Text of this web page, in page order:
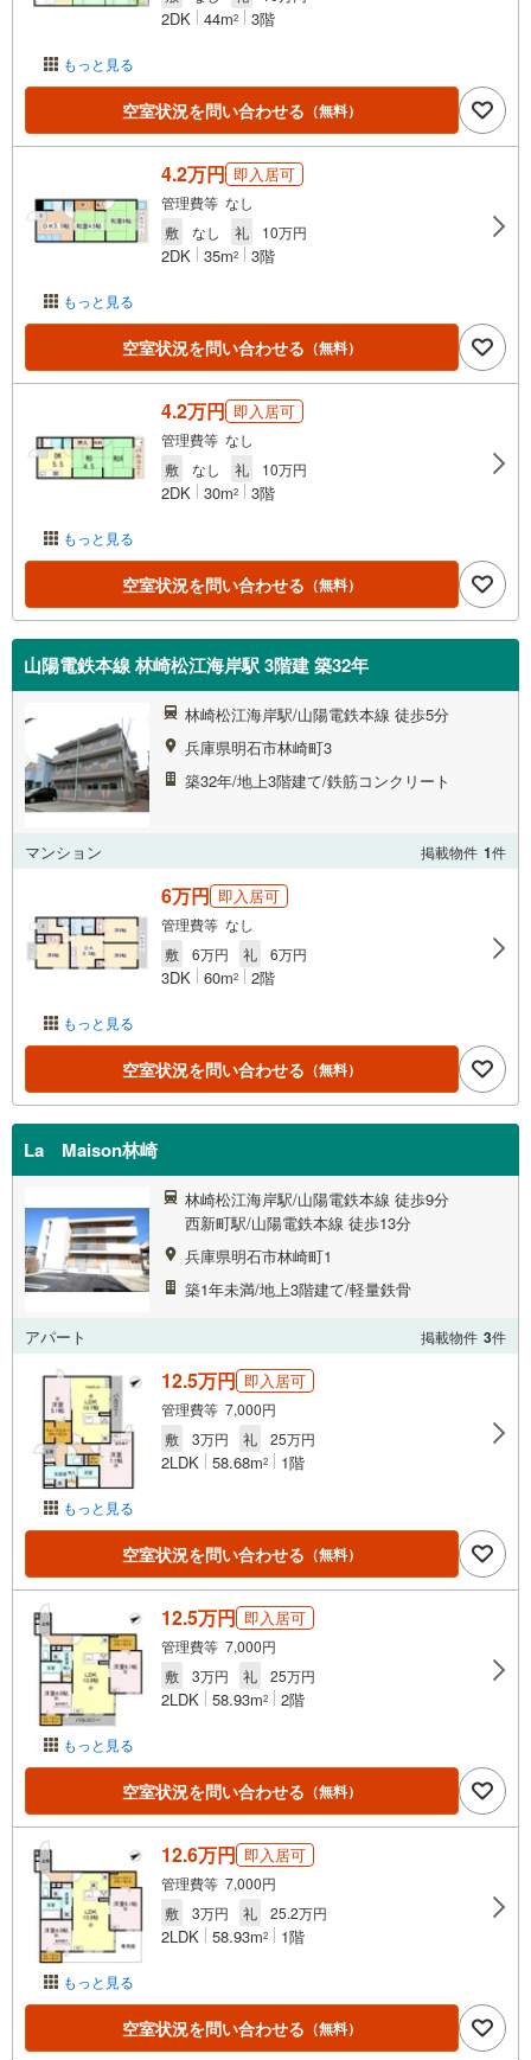
もっと見る
2DK 44m2 3階
空室状況を問い合わせる （無料）
もっと見る
4.2万円 即入居可
管理費等 なし
敷
なし 礼 10万円
2DK 35m2 3階
空室状況を問い合わせる （無料）
もっと見る
4.2万円 即入居可
管理費等 なし
敷
なし 礼 10万円
2DK 30m2 3階
空室状況を問い合わせる （無料）
山陽電鉄本線 林崎松江海岸駅 3階建 築32年
林崎松江海岸駅/山陽電鉄本線 徒歩5分
兵庫県明石市林崎町3
築32年/地上3階建て/鉄筋コンクリート
マンション 掲載物件 1件
もっと見る
6万円 即入居可
管理費等 なし
敷
6万円 礼 6万円
3DK 60m2 2階
空室状況を問い合わせる （無料）
La Maison林崎
林崎松江海岸駅/山陽電鉄本線 徒歩9分
西新町駅/山陽電鉄本線 徒歩13分
兵庫県明石市林崎町1
築1年未満/地上3階建て/軽量鉄骨
アパート 掲載物件 3件
もっと見る
12.5万円 即入居可
管理費等 7,000円
敷
3万円 礼 25万円
2LDK 58.68m2 1階
空室状況を問い合わせる （無料）
もっと見る
12.5万円 即入居可
管理費等 7,000円
敷
3万円 礼 25万円
2LDK 58.93m2 2階
空室状況を問い合わせる （無料）
もっと見る
12.6万円 即入居可
管理費等 7,000円
敷
3万円 礼 25.2万円
2LDK 58.93m2 1階
空室状況を問い合わせる （無料）